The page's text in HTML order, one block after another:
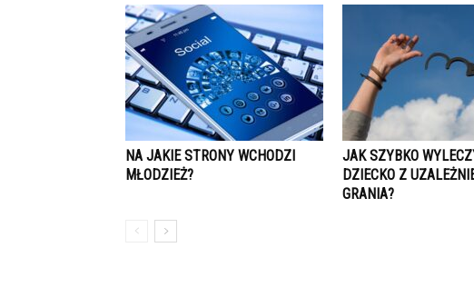
NA JAKIE STRONY WCHODZI
MŁODZIEŻ?
JAK SZYBKO
DZIECKO Z
GRANIA?